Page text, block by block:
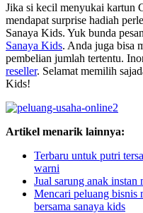
Jika si kecil menyukai kartun
mendapat surprise hadiah
Sanaya Kids. Yuk bunda
Sanaya Kids. Anda juga bisa
pembelian jumlah tertentu.
reseller. Selamat memilih
Kids!
Artikel menarik lainnya:
Terbaru untuk putri
warni
Jual sarung anak instan
Mencari peluang bisnis
bersama sanaya kids